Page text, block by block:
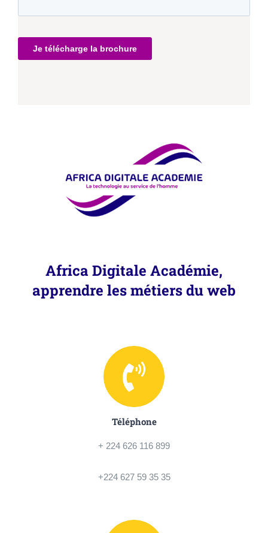
Africa Digitale Académie,
apprendre les métiers du web
Téléphone
+ 224 626 116 899
+224 627 59 35 35